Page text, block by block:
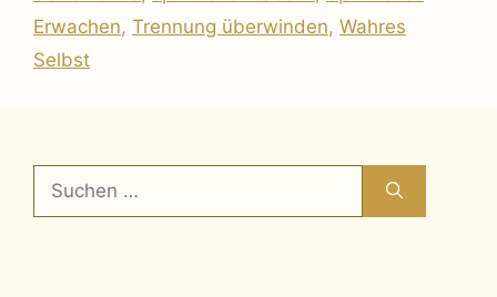
Erwachen, Trennung überwinden, Wahres
Selbst
nach: